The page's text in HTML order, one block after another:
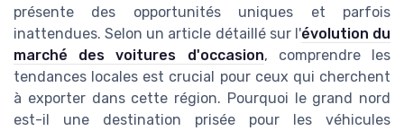
présente des opportunités uniques et parfois
inattendues. Selon un article détaillé sur l'évolution du
marché des voitures d'occasion, comprendre les
tendances locales est crucial pour ceux qui cherchent
à exporter dans cette région. Pourquoi le grand nord
est-il une destination prisée pour les véhicules